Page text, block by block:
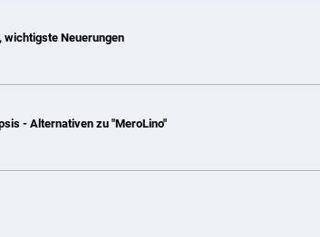
wichtigste Neuerungen
- Alternativen zu "MeroLino"